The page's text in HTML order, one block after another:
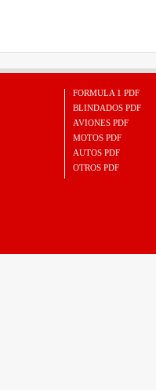
FORMULA 1 PDF
BLINDADOS PDF
AVIONES PDF
MOTOS PDF
AUTOS PDF
OTROS PDF